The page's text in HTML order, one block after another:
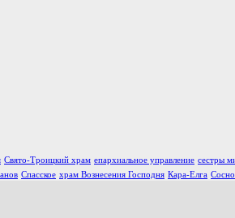
Свято-Троицкий храм епархиальное управление сестры
Спасское храм Вознесения Господня Кара-Елга